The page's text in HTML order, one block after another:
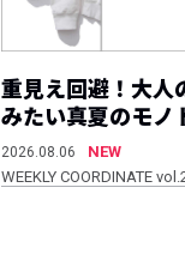
重見え回避！大人
みたい真夏のモノ
2026.08.06
NEW
WEEKLY COORDINATE